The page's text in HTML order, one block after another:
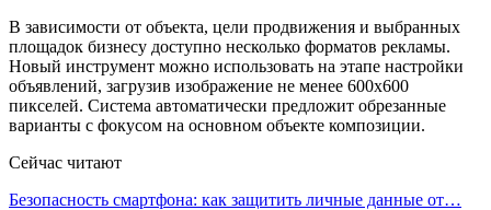
В зависимости от объекта, цели продвижения и выбранных
площадок бизнесу доступно несколько форматов рекламы.
Новый инструмент можно использовать на этапе настройки
объявлений, загрузив изображение не менее 600х600
пикселей. Система автоматически предложит обрезанные
варианты с фокусом на основном объекте композиции.
Сейчас читают
Безопасность смартфона: как защитить личные данные от…